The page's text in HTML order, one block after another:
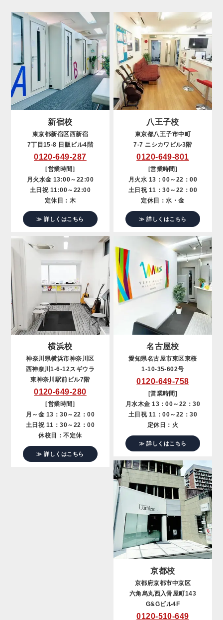
新宿校
東京都新宿区西新宿
7丁目15-8 日販ビル4階
0120-649-287
[営業時間]
月火水金 13:00～22:00
土日祝 11:00～22:00
定休日：木
≫ 詳しくはこちら
八王子校
東京都八王子市中町
7-7 ニシカワビル3階
0120-649-801
[営業時間]
月火水 13：00～22：00
土日祝 11：30～22：00
定休日：水・金
≫ 詳しくはこちら
横浜校
神奈川県横浜市神奈川区
西神奈川1-6-12スギウラ
東神奈川駅前ビル7階
0120-649-280
[営業時間]
月～金 13：30～22：00
土日祝 11：30～22：00
休校日：不定休
≫ 詳しくはこちら
名古屋校
愛知県名古屋市東区東桜
1-10-35-602号
0120-649-758
[営業時間]
月水木金 13：00～22：30
土日祝 11：00～22：30
定休日：火
≫ 詳しくはこちら
京都校
京都府京都市中京区
六角烏丸西入骨屋町143
G&Gビル4F
0120-510-649